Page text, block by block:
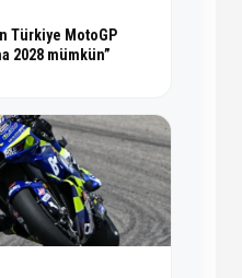
Türkiye MotoGP
2028 mümkün”